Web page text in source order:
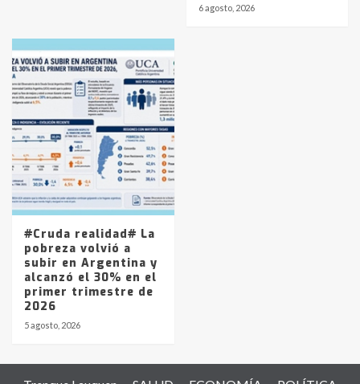
6 agosto, 2026
#Cruda realidad# La
pobreza volvió a
subir en Argentina y
alcanzó el 30% en el
primer trimestre de
2026
5 agosto, 2026